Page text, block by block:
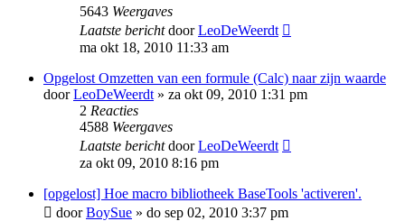
5643 Weergaves
Laatste berichtdoorLeoDeWeerdt
ma okt 18, 2010 11:33 am
Opgelost Omzetten van een formule (Calc) naar zijn waarde
doorLeoDeWeerdt » za okt 09, 2010 1:31 pm
2 Reacties
4588 Weergaves
Laatste berichtdoorLeoDeWeerdt
za okt 09, 2010 8:16 pm
[opgelost] Hoe macro bibliotheek BaseTools 'activeren'.
doorBoySue » do sep 02, 2010 3:37 pm